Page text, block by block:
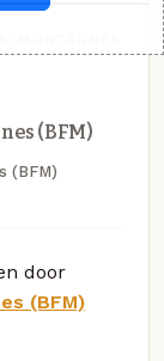
(BFM)
(BFM)
door
(BFM)